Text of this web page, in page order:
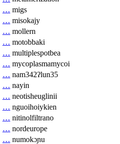
… migs
… misokajy
… mollern
… motobbaki
… multiplespotbea
… mycoplasmamycoi
… nam342ʔlun35
… nayin
… neotisheuglinii
… nguoihoiykien
… nitinolfiltrano
… nordeurope
… numokɔɲu